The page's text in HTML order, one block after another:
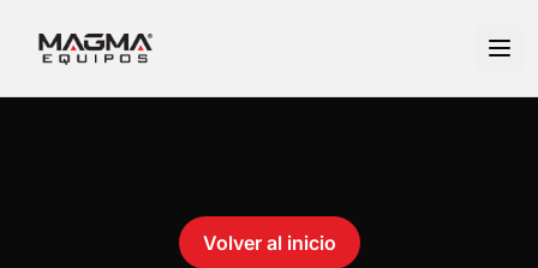
Volver al inicio